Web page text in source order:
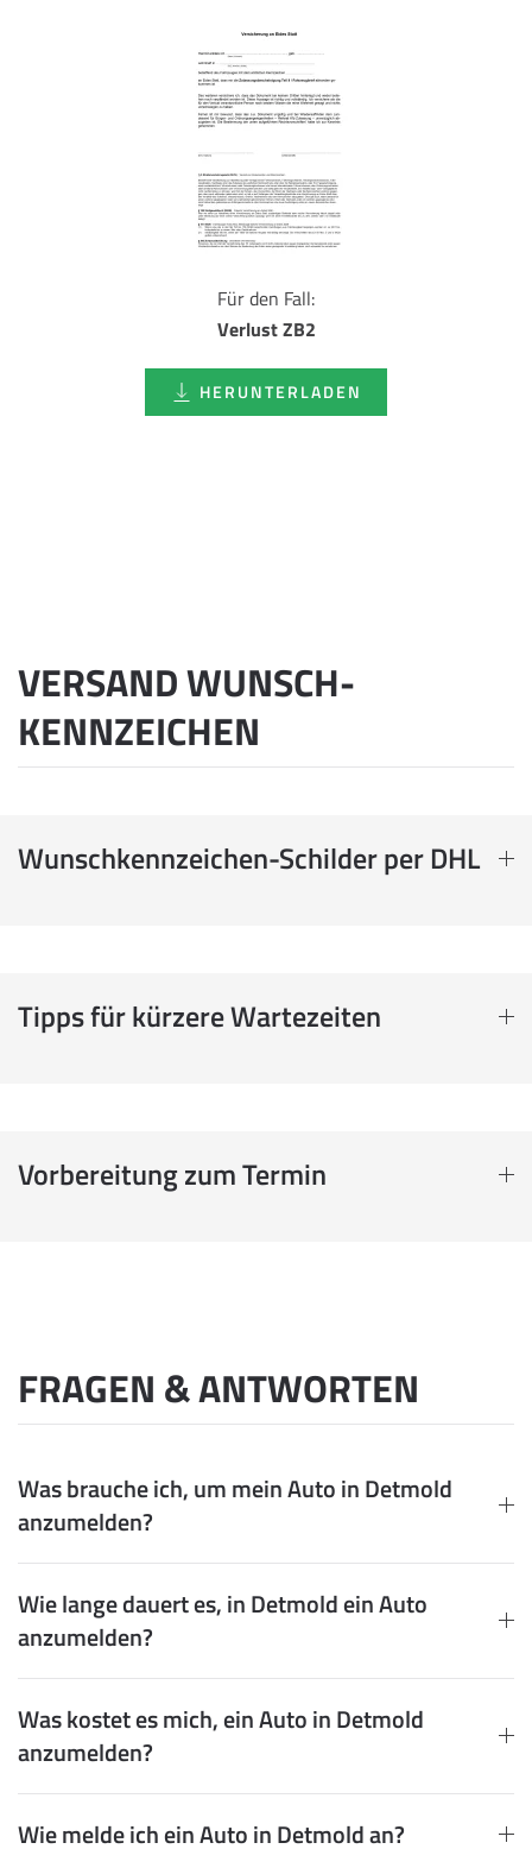
Für den Fall:
Verlust ZB2
HERUNTERLADEN
VERSAND WUNSCH­
KENNZEICHEN
Wunschkennzeichen-Schilder per DHL
Tipps für kürzere Wartezeiten
Vorbereitung zum Termin
FRAGEN & ANTWORTEN
Was brauche ich, um mein Auto in Detmold
anzumelden?
Wie lange dauert es, in Detmold ein Auto
anzumelden?
Was kostet es mich, ein Auto in Detmold
anzumelden?
Wie melde ich ein Auto in Detmold an?